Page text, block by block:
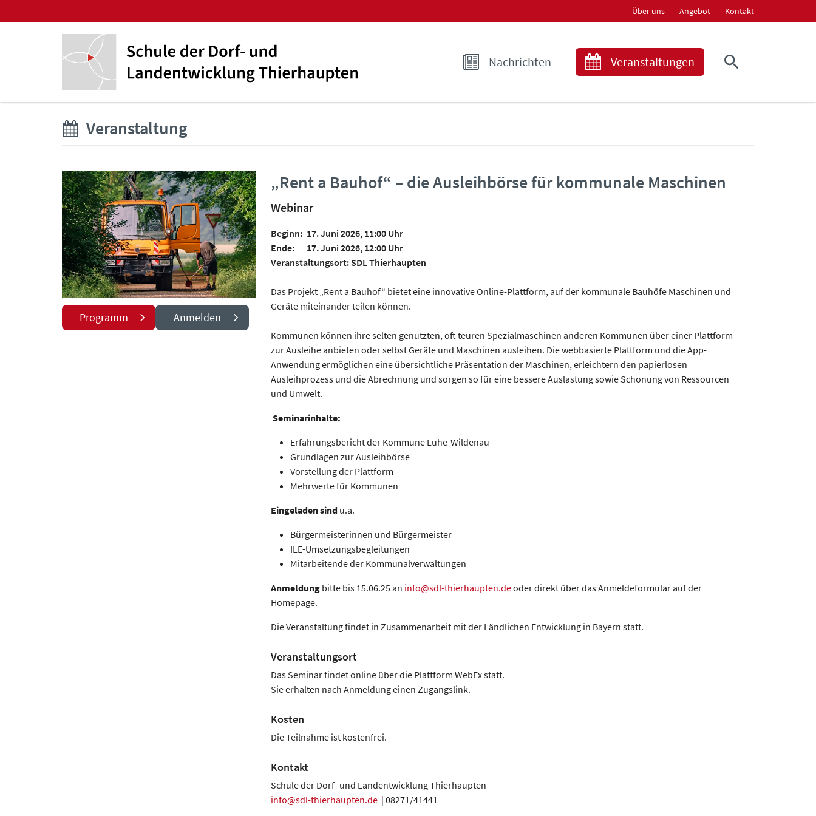
Über uns Angebot Kontakt
Nachrichten Veranstaltungen
Veranstaltung
Programm Anmelden
„Rent a Bauhof“ – die Ausleihbörse für kommunale Maschinen
Webinar
Beginn: 17. Juni 2026, 11:00 Uhr
Ende:
17. Juni 2026, 12:00 Uhr
Veranstaltungsort: SDL Thierhaupten
Das Projekt „Rent a Bauhof“ bietet eine innovative Online-Plattform, auf der kommunale Bauhöfe Maschinen und
Geräte miteinander teilen können.
Kommunen können ihre selten genutzten, oft teuren Spezialmaschinen anderen Kommunen über einer Plattform
zur Ausleihe anbieten oder selbst Geräte und Maschinen ausleihen. Die webbasierte Plattform und die App-
Anwendung ermöglichen eine übersichtliche Präsentation der Maschinen, erleichtern den papierlosen
Ausleihprozess und die Abrechnung und sorgen so für eine bessere Auslastung sowie Schonung von Ressourcen
und Umwelt.
Seminarinhalte:
Erfahrungsbericht der Kommune Luhe-Wildenau
Grundlagen zur Ausleihbörse
Vorstellung der Plattform
Mehrwerte für Kommunen
Eingeladen sind u.a.
Bürgermeisterinnen und Bürgermeister
ILE-Umsetzungsbegleitungen
Mitarbeitende der Kommunalverwaltungen
Anmeldung bitte bis 15.06.25 an info@sdl-thierhaupten.deoder direkt über das Anmeldeformular auf der
Homepage.
Die Veranstaltung findet in Zusammenarbeit mit der Ländlichen Entwicklung in Bayern statt.
Veranstaltungsort
Das Seminar findet online über die Plattform WebEx statt.
Sie erhalten nach Anmeldung einen Zugangslink.
Kosten
Die Teilnahme ist kostenfrei.
Kontakt
Schule der Dorf- und Landentwicklung Thierhaupten
info@sdl-thierhaupten.de | 08271/41441